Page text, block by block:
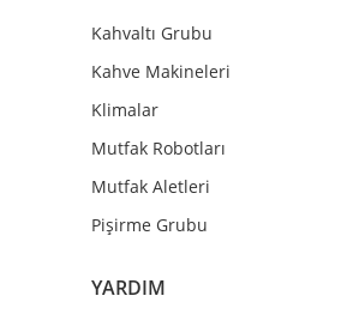
Kahvaltı Grubu
Kahve Makineleri
Klimalar
Mutfak Robotları
Mutfak Aletleri
Pişirme Grubu
YARDIM